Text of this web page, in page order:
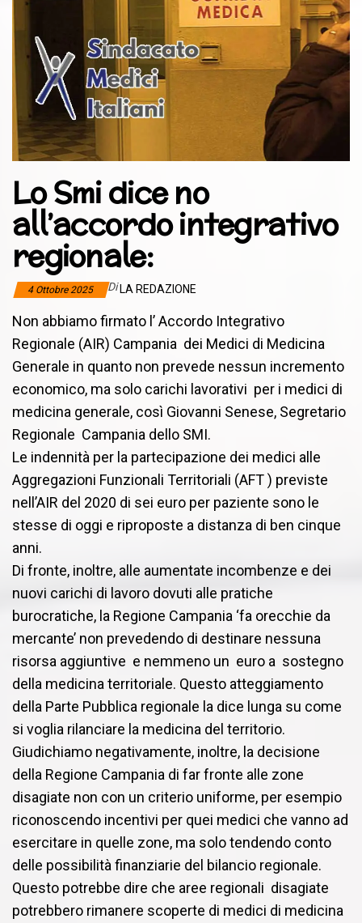
Lo Smi dice no
all’accordo integrativo
regionale:
4 Ottobre 2025 Di LA REDAZIONE
Non abbiamo firmato l’ Accordo Integrativo
Regionale (AIR) Campania dei Medici di Medicina
Generale in quanto non prevede nessun incremento
economico, ma solo carichi lavorativi per i medici di
medicina generale, così Giovanni Senese, Segretario
Regionale Campania dello SMI.
Le indennità per la partecipazione dei medici alle
Aggregazioni Funzionali Territoriali (AFT ) previste
nell’AIR del 2020 di sei euro per paziente sono le
stesse di oggi e riproposte a distanza di ben cinque
anni.
Di fronte, inoltre, alle aumentate incombenze e dei
nuovi carichi di lavoro dovuti alle pratiche
burocratiche, la Regione Campania ‘fa orecchie da
mercante’ non prevedendo di destinare nessuna
risorsa aggiuntive e nemmeno un euro a sostegno
della medicina territoriale. Questo atteggiamento
della Parte Pubblica regionale la dice lunga su come
si voglia rilanciare la medicina del territorio.
Giudichiamo negativamente, inoltre, la decisione
della Regione Campania di far fronte alle zone
disagiate non con un criterio uniforme, per esempio
riconoscendo incentivi per quei medici che vanno ad
esercitare in quelle zone, ma solo tendendo conto
delle possibilità finanziarie del bilancio regionale.
Questo potrebbe dire che aree regionali disagiate
potrebbero rimanere scoperte di medici di medicina